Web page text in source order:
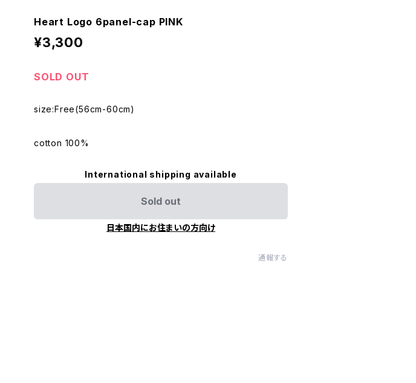
Heart Logo 6panel-cap PINK
¥3,300
SOLD OUT
size:Free(56cm-60cm)
cotton 100%
International shipping available
Sold out
日本国内にお住まいの方向け
通報する